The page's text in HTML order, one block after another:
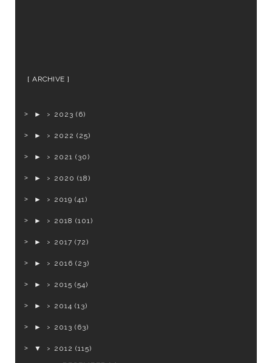
ARCHIVE
► 2023 (6)
► 2022 (25)
► 2021 (30)
► 2020 (18)
► 2019 (41)
► 2018 (101)
► 2017 (72)
► 2016 (23)
► 2015 (54)
► 2014 (13)
► 2013 (63)
▼ 2012 (115)